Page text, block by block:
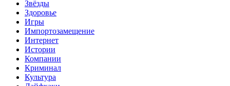
Звёзды
Здоровье
Игры
Импортозамещение
Интернет
Истории
Компании
Криминал
Культура